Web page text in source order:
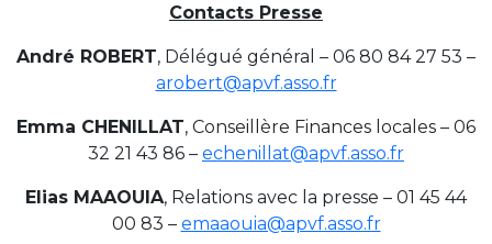
Contacts Presse
André ROBERT, Délégué général – 06 80 84 27 53 –
arobert@apvf.asso.fr
Emma CHENILLAT, Conseillère Finances locales – 06
32 21 43 86 – echenillat@apvf.asso.fr
Elias MAAOUIA, Relations avec la presse – 01 45 44
00 83 – emaaouia@apvf.asso.fr